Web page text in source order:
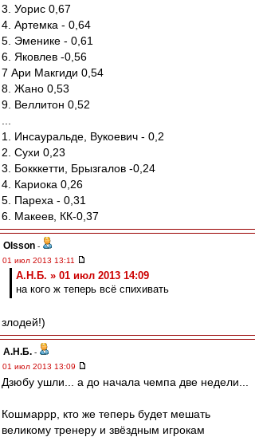
3. Уорис 0,67
4. Артемка - 0,64
5. Эменике - 0,61
6. Яковлев -0,56
7 Ари Макгиди 0,54
8. Жано 0,53
9. Веллитон 0,52
1. Инсауральде, Вукоевич - 0,2
2. Сухи 0,23
3. Бокккетти, Брызгалов -0,24
4. Кариока 0,26
5. Пареха - 0,31
6. Макеев, КК-0,37
Olsson -
01 июл 2013 13:11
А.Н.Б. » 01 июл 2013 14:09
на кого ж теперь всё спихивать
злодей!)
А.Н.Б. -
01 июл 2013 13:09
Дзюбу ушли... а до начала чемпа две недели...
Кошмаррр, кто же теперь будет мешать
великому тренеру и звёздным игрокам